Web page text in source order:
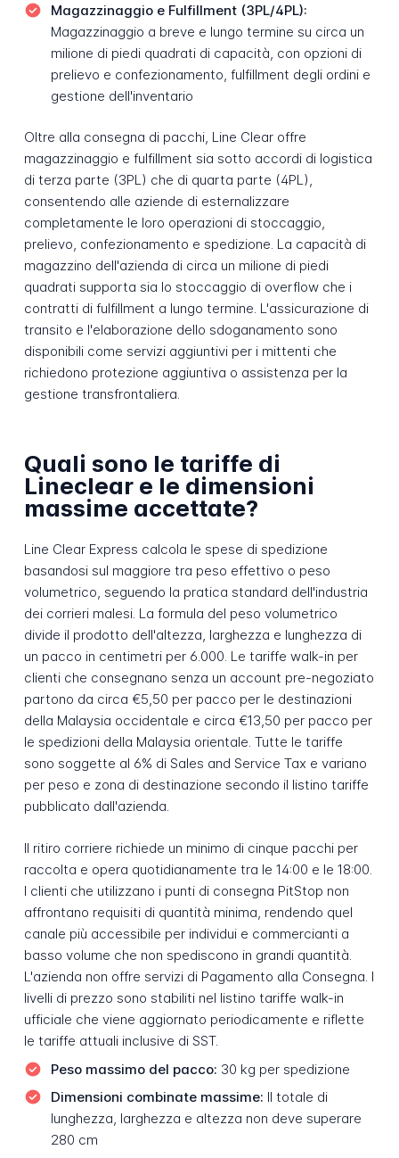
Magazzinaggio e Fulfillment (3PL/4PL):
Magazzinaggio a breve e lungo termine su circa un
milione di piedi quadrati di capacità, con opzioni di
prelievo e confezionamento, fulfillment degli ordini e
gestione dell'inventario
Oltre alla consegna di pacchi, Line Clear offre
magazzinaggio e fulfillment sia sotto accordi di logistica
di terza parte (3PL) che di quarta parte (4PL),
consentendo alle aziende di esternalizzare
completamente le loro operazioni di stoccaggio,
prelievo, confezionamento e spedizione. La capacità di
magazzino dell'azienda di circa un milione di piedi
quadrati supporta sia lo stoccaggio di overflow che i
contratti di fulfillment a lungo termine. L'assicurazione di
transito e l'elaborazione dello sdoganamento sono
disponibili come servizi aggiuntivi per i mittenti che
richiedono protezione aggiuntiva o assistenza per la
gestione transfrontaliera.
Quali sono le tariffe di
Lineclear e le dimensioni
massime accettate?
Line Clear Express calcola le spese di spedizione
basandosi sul maggiore tra peso effettivo o peso
volumetrico, seguendo la pratica standard dell'industria
dei corrieri malesi. La formula del peso volumetrico
divide il prodotto dell'altezza, larghezza e lunghezza di
un pacco in centimetri per 6.000. Le tariffe walk-in per
clienti che consegnano senza un account pre-negoziato
partono da circa €5,50 per pacco per le destinazioni
della Malaysia occidentale e circa €13,50 per pacco per
le spedizioni della Malaysia orientale. Tutte le tariffe
sono soggette al 6% di Sales and Service Tax e variano
per peso e zona di destinazione secondo il listino tariffe
pubblicato dall'azienda.
Il ritiro corriere richiede un minimo di cinque pacchi per
raccolta e opera quotidianamente tra le 14:00 e le 18:00.
I clienti che utilizzano i punti di consegna PitStop non
affrontano requisiti di quantità minima, rendendo quel
canale più accessibile per individui e commercianti a
basso volume che non spediscono in grandi quantità.
L'azienda non offre servizi di Pagamento alla Consegna. I
livelli di prezzo sono stabiliti nel listino tariffe walk-in
ufficiale che viene aggiornato periodicamente e riflette
le tariffe attuali inclusive di SST.
Peso massimo del pacco: 30 kg per spedizione
Dimensioni combinate massime: Il totale di
lunghezza, larghezza e altezza non deve superare
280 cm